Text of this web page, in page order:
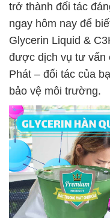
trở thành đối tác
ngay hôm nay để
Glycerin Liquid &
được dịch vụ tư vấn
Phát – đối tác của
bảo vệ môi trường.